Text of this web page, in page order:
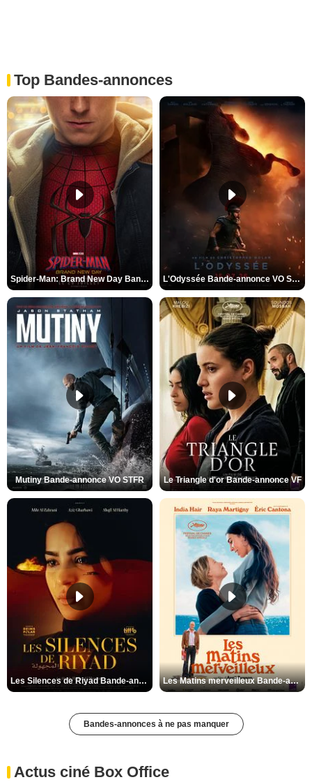
Top Bandes-annonces
Spider-Man: Brand New Day Bande-annonce VO STFR L'Odyssée Bande-annonce VO STFR
Mutiny Bande-annonce VO STFR Le Triangle d'or Bande-annonce VF
Les Silences de Riyad Bande-annonce VO STFR Les Matins merveilleux Bande-annonce VF
Bandes-annonces à ne pas manquer
Actus ciné Box Office